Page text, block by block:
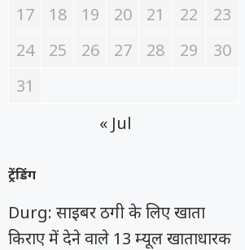
17
18 19 20 21 22
23
24
25 26 27 28 29
30
31
« Jul
ट्रेंडिंग
Durg: साइबर ठगी के लिए खाता
किराए में देने वाले 13 म्यूल खाताधारक